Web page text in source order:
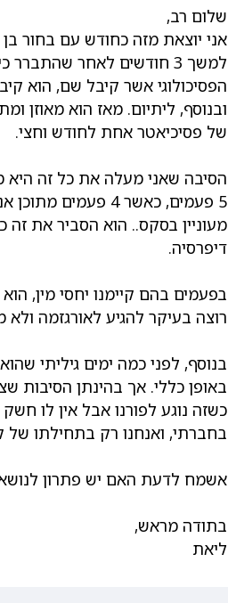
שלום רב,
למשך 3 חודשים לאחר
הפסיכולוגי אשר קיבל שם, הוא
ובנוסף, ליתיום. מאז הוא
של פסיכיאטר אחת לחודש וחצי.
הסיבה שאני מעלה את כל זה היא
5 פעמים, כאשר 4
מעוניין בסקס.. הוא הסביר את
דיפרסיה.
בפעמים בהם קיימנו יחסי מין,
רוצה בעיקר להגיע לאורגזמה ולא
בנוסף, לפני כמה ימים גיליתי
באופן כללי. אך בהינתן הסיבות
כשזה נוגע לפורנו אבל אין לו
בחברתי, ואנחנו רק בתחילתו של
אשמח לדעת האם יש פתרון
בתודה מראש,
ליאת